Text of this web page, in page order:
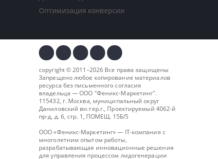
Оптимизация конверсии
copyright © 2011–2026 Все права защищены
Запрещено любое копирование материалов
ресурса без письменного согласия
владельца — ООО "Феникс-Маркетинг".
115432, г. Москва, муниципальный округ
Даниловский вн.тер.г., Проектируемый 4062-й
пр-д, д. 6, стр. 1, ПОМЕЩ. 15Б/5
ООО «Феникс-Маркетинг» — IT-компания с
многолетним опытом работы,
разрабатывающая инновационные решения
для управления процессом лидогенерации